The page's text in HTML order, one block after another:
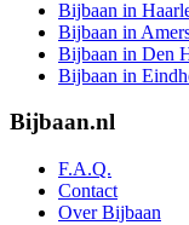
Bijbaan in
Bijbaan in
Bijbaan in Den
Bijbaan in
Bijbaan.nl
F.A.Q.
Contact
Over Bijbaan